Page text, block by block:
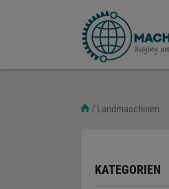
Landmaschinen
KATEGORIEN